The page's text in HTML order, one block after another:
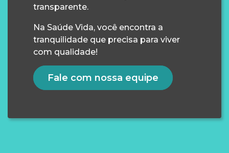
transparente.
Na Saúde Vida, você encontra a
tranquilidade que precisa para viver
com qualidade!
Fale com nossa equipe